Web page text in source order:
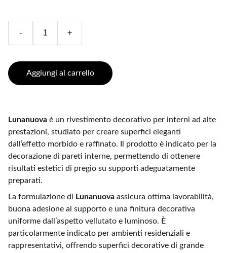
- +
Aggiungi al carrello
Lunanuova è un rivestimento decorativo per interni ad alte
prestazioni, studiato per creare superfici eleganti
dall’effetto morbido e raffinato. Il prodotto è indicato per la
decorazione di pareti interne, permettendo di ottenere
risultati estetici di pregio su supporti adeguatamente
preparati.
La formulazione di Lunanuova assicura ottima lavorabilità,
buona adesione al supporto e una finitura decorativa
uniforme dall’aspetto vellutato e luminoso. È
particolarmente indicato per ambienti residenziali e
rappresentativi, offrendo superfici decorative di grande